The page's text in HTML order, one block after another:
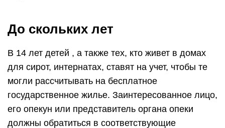
До скольких лет
В 14 лет детей , а также тех, кто живет в домах
для сирот, интернатах, ставят на учет, чтобы те
могли рассчитывать на бесплатное
государственное жилье. Заинтересованное лицо,
его опекун или представитель органа опеки
должны обратиться в соответствующие